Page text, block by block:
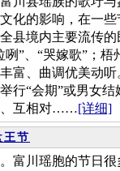
化的影响，在一
县境内主要流传
咧”、“哭嫁歌”；
富、曲调优美动
行“会期”或男女
、互相对……[详细]
王节
川瑶胞的节日很